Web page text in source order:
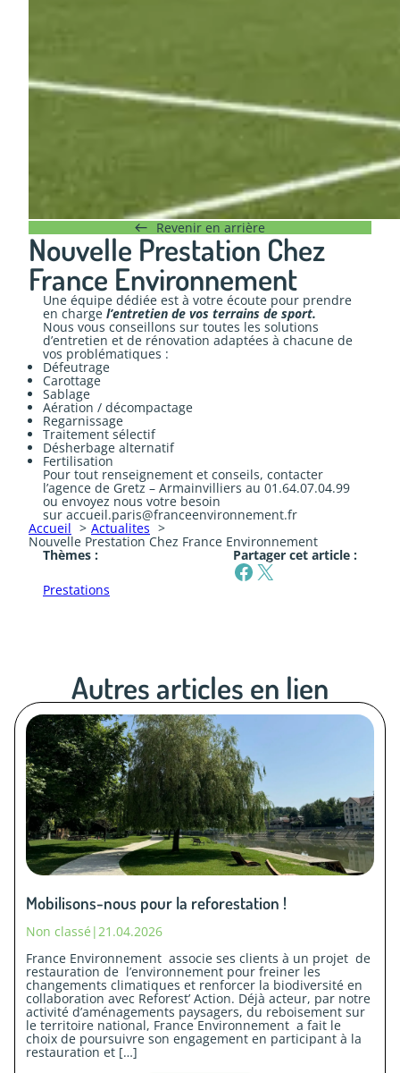
Revenir en arrière
Nouvelle Prestation Chez
France Environnement
Une équipe dédiée est à votre écoute pour prendre
en charge l’entretien de vos terrains de sport.
Nous vous conseillons sur toutes les solutions
d’entretien et de rénovation adaptées à chacune de
vos problématiques :
Défeutrage
Carottage
Sablage
Aération / décompactage
Regarnissage
Traitement sélectif
Désherbage alternatif
Fertilisation
Pour tout renseignement et conseils, contacter
l’agence de Gretz – Armainvilliers au 01.64.07.04.99
ou envoyez nous votre besoin
sur accueil.paris@franceenvironnement.fr
Accueil Actualites
Nouvelle Prestation Chez France Environnement
Thèmes :
Prestations
Partager cet article :
Facebook
X
Autres articles en lien
Mobilisons-nous pour la reforestation !
Non classé | 21.04.2026
France Environnement associe ses clients à un projet de
restauration de l’environnement pour freiner les
changements climatiques et renforcer la biodiversité en
collaboration avec Reforest’ Action. Déjà acteur, par notre
activité d’aménagements paysagers, du reboisement sur
le territoire national, France Environnement a fait le
choix de poursuivre son engagement en participant à la
restauration et […]